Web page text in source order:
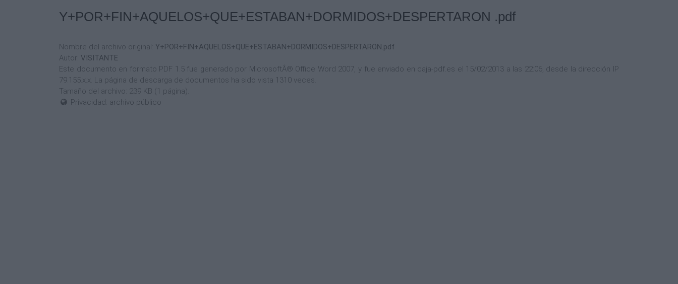
Y+POR+FIN+AQUELOS+QUE+ESTABAN+DORMIDOS+DESPERTARON .pdf
Nombre del archivo original: Y+POR+FIN+AQUELOS+QUE+ESTABAN+DORMIDOS+DESPERTARON.pdf
Autor: VISITANTE
Este documento en formato PDF 1.5 fue generado por MicrosoftÂ® Office Word 2007, y fue enviado en caja-pdf.es el 15/02/2013 a las 22:06, desde la dirección IP
79.155.x.x. La página de descarga de documentos ha sido vista 1310 veces.
Tamaño del archivo: 239 KB (1 página).
Privacidad: archivo público